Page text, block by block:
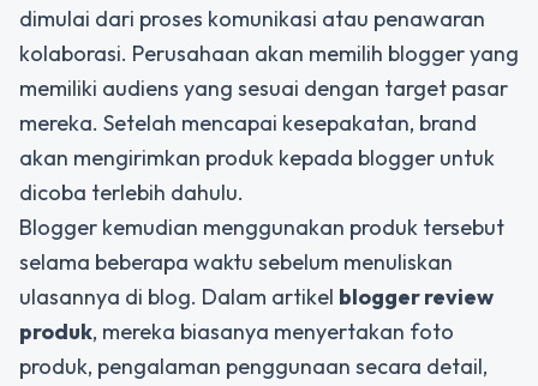
dimulai dari proses komunikasi atau penawaran
kolaborasi. Perusahaan akan memilih blogger yang
memiliki audiens yang sesuai dengan target pasar
mereka. Setelah mencapai kesepakatan, brand
akan mengirimkan produk kepada blogger untuk
dicoba terlebih dahulu.
Blogger kemudian menggunakan produk tersebut
selama beberapa waktu sebelum menuliskan
ulasannya di blog. Dalam artikel blogger review
produk, mereka biasanya menyertakan foto
produk, pengalaman penggunaan secara detail,